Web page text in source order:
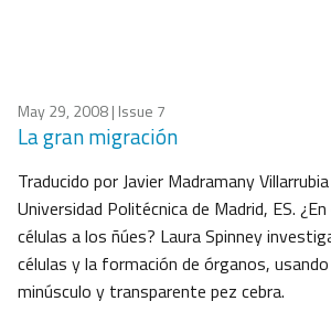
May 29, 2008| Issue 7
La gran migración
Traducido por Javier Madramany
Universidad Politécnica de Madrid, ES.
células a los ñúes? Laura Spinney
células y la formación de órganos,
minúsculo y transparente pez cebra.